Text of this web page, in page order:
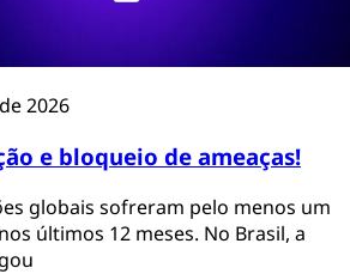
2026
e bloqueio de ameaças!
globais sofreram pelo menos um
últimos 12 meses. No Brasil, a